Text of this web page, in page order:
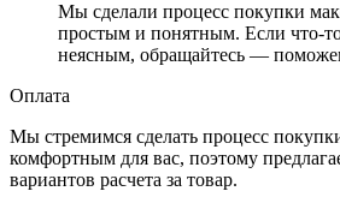
Мы сделали процесс покупки
простым и понятным. Если что-то
неясным, обращайтесь —
Оплата
Мы стремимся сделать процесс
комфортным для вас, поэтому
вариантов расчета за товар.